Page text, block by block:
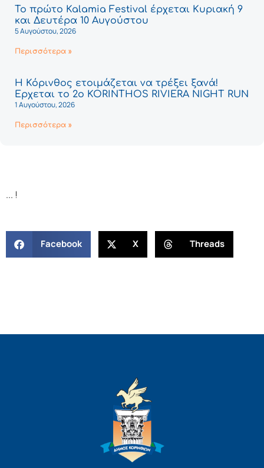
Το πρώτο Kalamia Festival έρχεται Κυριακή 9
και Δευτέρα 10 Αυγούστου
5 Αυγούστου, 2026
Περισσότερα »
Η Κόρινθος ετοιμάζεται να τρέξει ξανά!
Έρχεται το 2ο KORINTHOS RIVIERA NIGHT RUN
1 Αυγούστου, 2026
Περισσότερα »
... !
Facebook X Threads